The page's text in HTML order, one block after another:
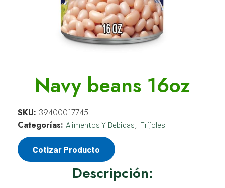
Navy beans 16oz
SKU: 39400017745
Categorías: Alimentos Y Bebidas, Frijoles
Cotizar Producto
Descripción: